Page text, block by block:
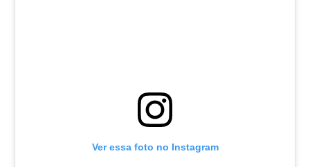
Ver essa foto no Instagram